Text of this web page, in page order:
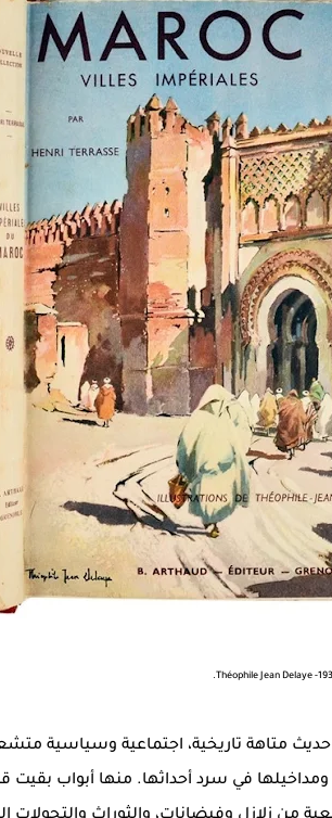
متاهة تاريخية، اجتماعية وسياسية
ومداخيلها في سرد أحداثها. منها أبواب بقيت